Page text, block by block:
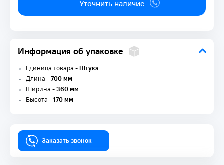
Уточнить наличие
Информация об упаковке
Единица товара -Штука
Длина -700 мм
Ширина -360 мм
Высота -170 мм
Заказать звонок